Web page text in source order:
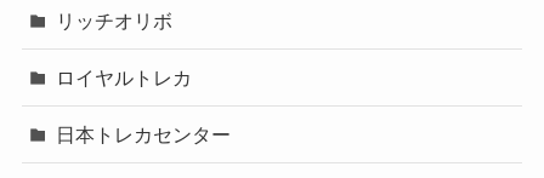
リッチオリボ
ロイヤルトレカ
日本トレカセンター